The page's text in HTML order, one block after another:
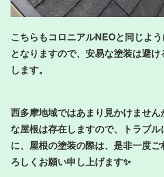
こちらもコロニアルNEOと同じよ
となりますので、安易な塗装は避
します。
西多摩地域ではあまり見かけませ
な屋根は存在しますので、トラブ
に、屋根の塗装の際は、是非一度ご
ろしくお願い申し上げます✨